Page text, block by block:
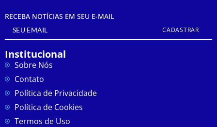
RECEBA NOTÍCIAS EM SEU E-MAIL
CADASTRAR
Institucional
Sobre Nós
Contato
Política de Privacidade
Política de Cookies
Termos de Uso